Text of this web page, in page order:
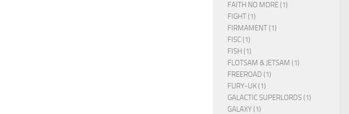
FAITH NO MORE (1)
FIGHT (1)
FIRMAMENT (1)
FISC (1)
FISH (1)
FLOTSAM & JETSAM (1)
FREEROAD (1)
FURY-UK (1)
GALACTIC SUPERLORDS (1)
GALAXY (1)